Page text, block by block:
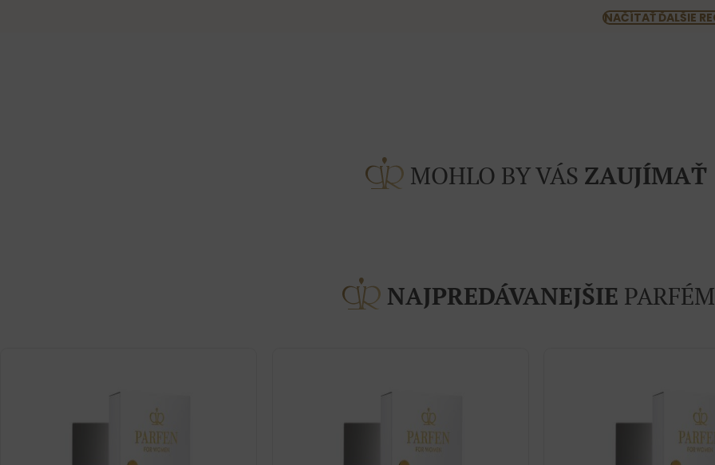
NAČÍTAŤ ĎALŠIE
MOHLO BY VÁS ZAUJÍMAŤ
NAJPREDÁVANEJŠIE